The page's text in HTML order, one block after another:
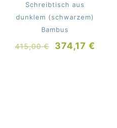
Schreibtisch aus
dunklem (schwarzem)
Bambus
415,00€ 374,17 €